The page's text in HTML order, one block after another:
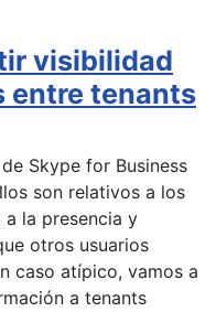
visibilidad
entre tenants
Skype for Business
son relativos a los
a la presencia y
otros usuarios
caso atípico, vamos a
a tenants